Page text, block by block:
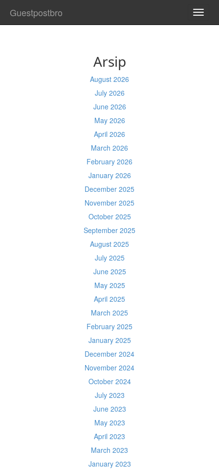
Guestpostbro
Arsip
August 2026
July 2026
June 2026
May 2026
April 2026
March 2026
February 2026
January 2026
December 2025
November 2025
October 2025
September 2025
August 2025
July 2025
June 2025
May 2025
April 2025
March 2025
February 2025
January 2025
December 2024
November 2024
October 2024
July 2023
June 2023
May 2023
April 2023
March 2023
January 2023